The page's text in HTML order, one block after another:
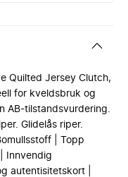
Quilted Jersey Clutch,
for kveldsbruk og
AB-tilstandsvurdering.
Glidelås riper.
| Topp
Innvendig
autentisitetskort |